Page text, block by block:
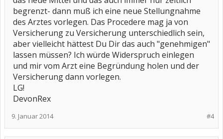
begrenzt- dann muß ich eine neue Stellungnahme
des Arztes vorlegen. Das Procedere mag ja von
Versicherung zu Versicherung unterschiedlich sein,
aber vielleicht hättest Du Dir das auch "genehmigen"
lassen müssen? Ich würde Widerspruch einlegen
und mir vom Arzt eine Begründung holen und der
Versicherung dann vorlegen.
LG!
DevonRex
#4
9. Januar 2014